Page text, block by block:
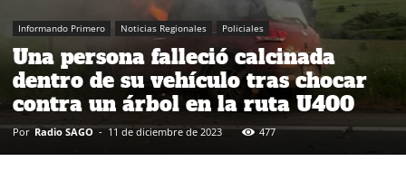
Informando Primero Noticias Regionales Policiales
Una persona falleció calcinada
dentro de su vehículo tras chocar
contra un árbol en la ruta U400
Por Radio SAGO - 11 de diciembre de 2023 477